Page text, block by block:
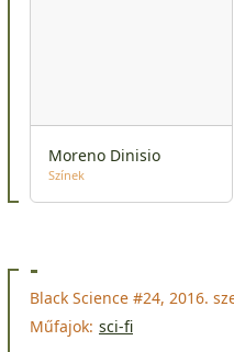
Moreno Dinisio
Színek
-
Black Science #24, 2016.
Műfajok: sci-fi